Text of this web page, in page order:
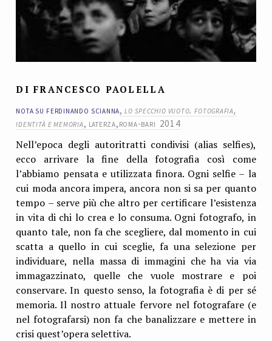
DI FRANCESCO PAOLELLA
nota su ferdinando scianna, lo specchio vuoto. fotografia,
identità e memoria, laterza,roma-bari 2014
Nell’epoca degli autoritratti condivisi (alias selfies),
ecco arrivare la fine della fotografia così come
l’abbiamo pensata e utilizzata finora. Ogni selfie – la
cui moda ancora impera, ancora non si sa per quanto
tempo – serve più che altro per certificare l’esistenza
in vita di chi lo crea e lo consuma. Ogni fotografo, in
quanto tale, non fa che scegliere, dal momento in cui
scatta a quello in cui sceglie, fa una selezione per
individuare, nella massa di immagini che ha via via
immagazzinato, quelle che vuole mostrare e poi
conservare. In questo senso, la fotografia è di per sé
memoria. Il nostro attuale fervore nel fotografare (e
nel fotografarsi) non fa che banalizzare e mettere in
crisi quest’opera selettiva.